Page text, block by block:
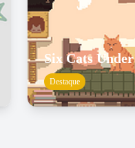
Six Cats Under
Destaque